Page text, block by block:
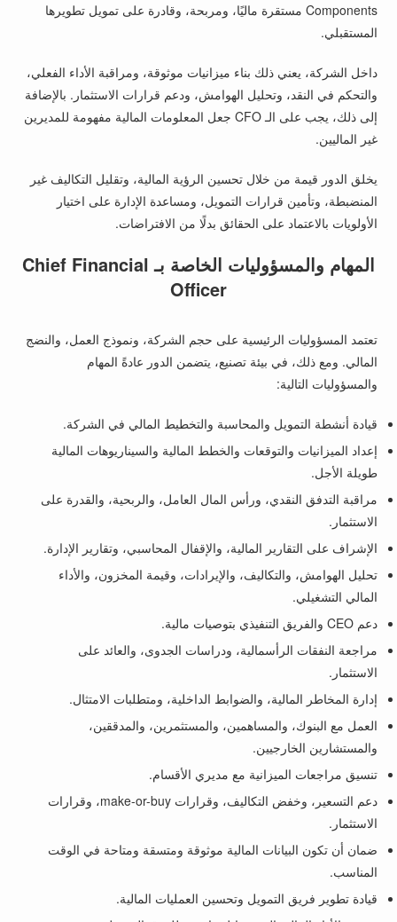
Components مستقرة ماليًا، ومربحة، وقادرة على تمويل تطويرها
المستقبلي.
داخل الشركة، يعني ذلك بناء ميزانيات موثوقة، ومراقبة الأداء الفعلي،
والتحكم في النقد، وتحليل الهوامش، ودعم قرارات الاستثمار. بالإضافة
إلى ذلك، يجب على الـ CFO جعل المعلومات المالية مفهومة للمديرين
غير الماليين.
يخلق الدور قيمة من خلال تحسين الرؤية المالية، وتقليل التكاليف غير
المنضبطة، وتأمين قرارات التمويل، ومساعدة الإدارة على اختيار
الأولويات بالاعتماد على الحقائق بدلًا من الافتراضات.
المهام والمسؤوليات الخاصة بـ Chief Financial
Officer
تعتمد المسؤوليات الرئيسية على حجم الشركة، ونموذج العمل، والنضج
المالي. ومع ذلك، في بيئة تصنيع، يتضمن الدور عادةً المهام
والمسؤوليات التالية:
قيادة أنشطة التمويل والمحاسبة والتخطيط المالي في الشركة.
إعداد الميزانيات والتوقعات والخطط المالية والسيناريوهات المالية
طويلة الأجل.
مراقبة التدفق النقدي، ورأس المال العامل، والربحية، والقدرة على
الاستثمار.
الإشراف على التقارير المالية، والإقفال المحاسبي، وتقارير الإدارة.
تحليل الهوامش، والتكاليف، والإيرادات، وقيمة المخزون، والأداء
المالي التشغيلي.
دعم CEO والفريق التنفيذي بتوصيات مالية.
مراجعة النفقات الرأسمالية، ودراسات الجدوى، والعائد على
الاستثمار.
إدارة المخاطر المالية، والضوابط الداخلية، ومتطلبات الامتثال.
العمل مع البنوك، والمساهمين، والمستثمرين، والمدققين،
والمستشارين الخارجيين.
تنسيق مراجعات الميزانية مع مديري الأقسام.
دعم التسعير، وخفض التكاليف، وقرارات make-or-buy، وقرارات
الاستثمار.
ضمان أن تكون البيانات المالية موثوقة ومتسقة ومتاحة في الوقت
المناسب.
قيادة تطوير فريق التمويل وتحسين العمليات المالية.